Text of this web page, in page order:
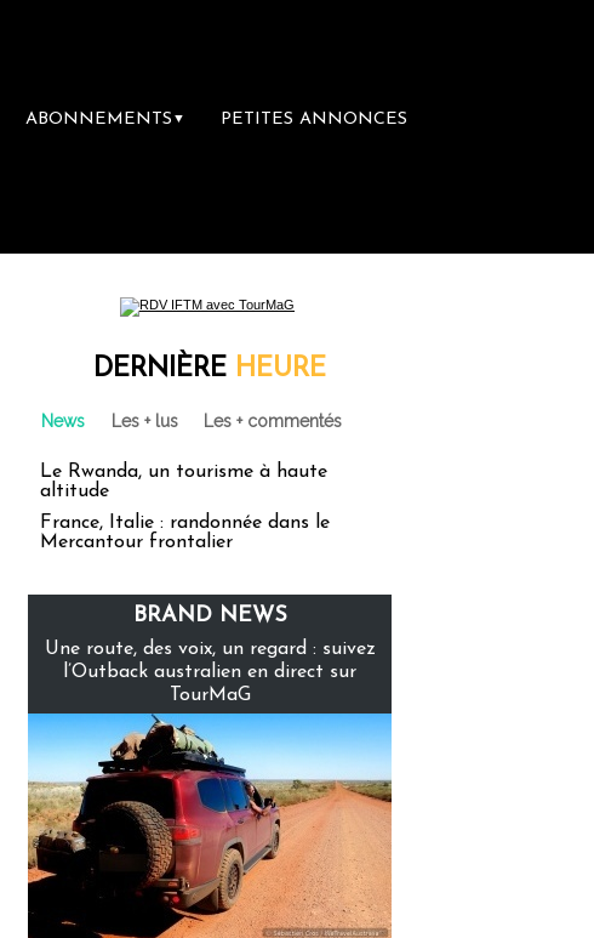
ABONNEMENTS ▼ PETITES ANNONCES
DERNIÈRE HEURE
News Les + lus Les + commentés
Le Rwanda, un tourisme à haute
altitude
France, Italie : randonnée dans le
Mercantour frontalier
BRAND NEWS
Une route, des voix, un regard : suivez
l’Outback australien en direct sur
TourMaG